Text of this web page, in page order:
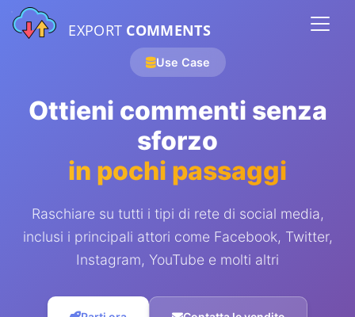
EXPORT COMMENTS
Use Case
Ottieni commenti senza
sforzo
in pochi passaggi
Raschiare su tutti i tipi di rete di social media,
inclusi i principali attori come Facebook, Twitter,
Instagram, YouTube e molti altri